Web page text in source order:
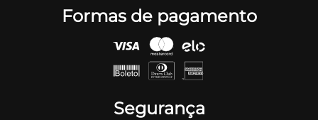
Formas de pagamento
Segurança